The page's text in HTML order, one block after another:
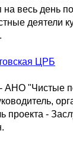
на весь день
деятели
ЦРБ
- АНО "Чистые
проекта -